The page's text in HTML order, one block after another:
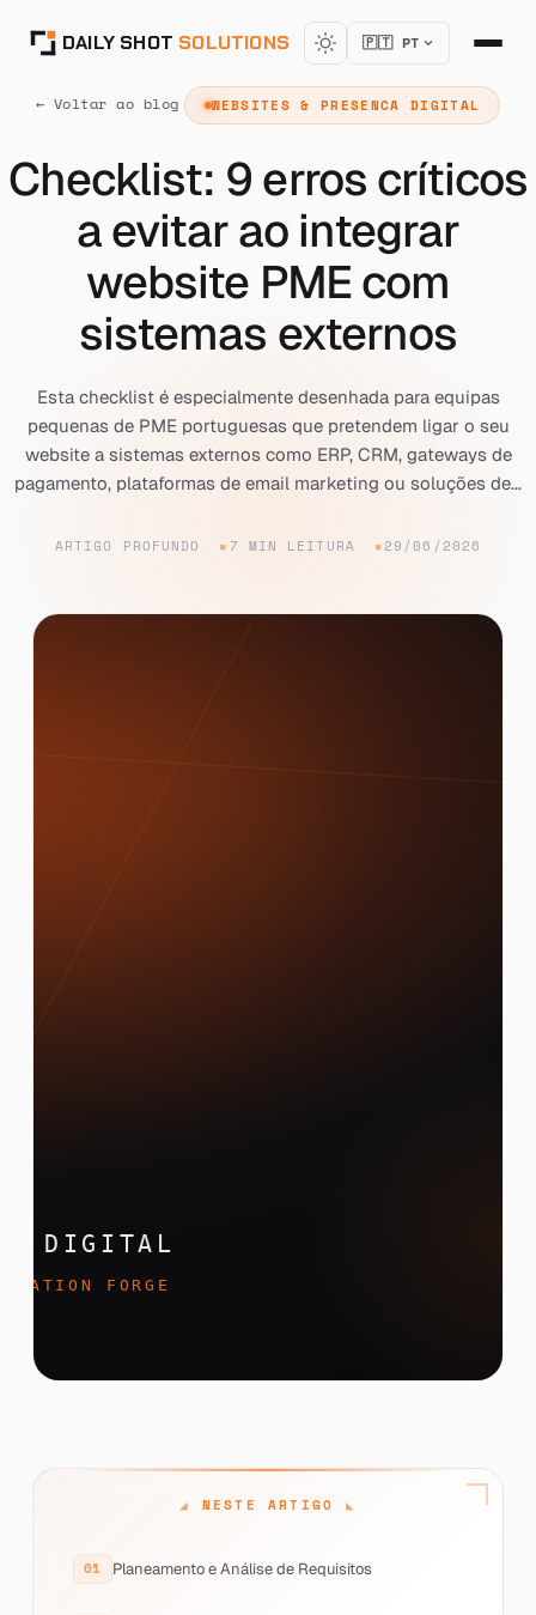
DAILY SHOT SOLUTIONS 🇵🇹 PT
← Voltar ao blog WEBSITES & PRESENCA DIGITAL
Checklist: 9 erros críticos
a evitar ao integrar
website PME com
sistemas externos
Esta checklist é especialmente desenhada para equipas
pequenas de PME portuguesas que pretendem ligar o seu
website a sistemas externos como ERP, CRM, gateways de
pagamento, plataformas de email marketing ou soluções de...
ARTIGO PROFUNDO 7 MIN LEITURA 29/06/2026
NESTE ARTIGO
Planeamento e Análise de Requisitos